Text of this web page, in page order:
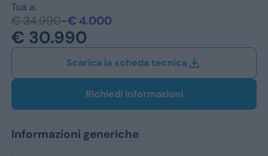
Dacia
Renault
Tua a:
€ 34.990-€ 4.000
€ 30.990
Scarica la scheda tecnica
Richiedi informazioni
Informazioni generiche